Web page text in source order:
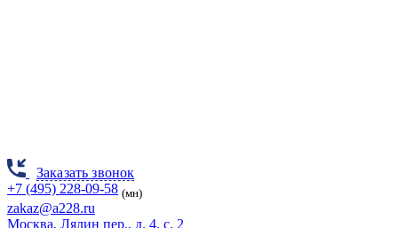
Заказать звонок
+7 (495) 228-09-58 (мн)
zakaz@a228.ru
Москва, Лялин пер., д. 4, с. 2